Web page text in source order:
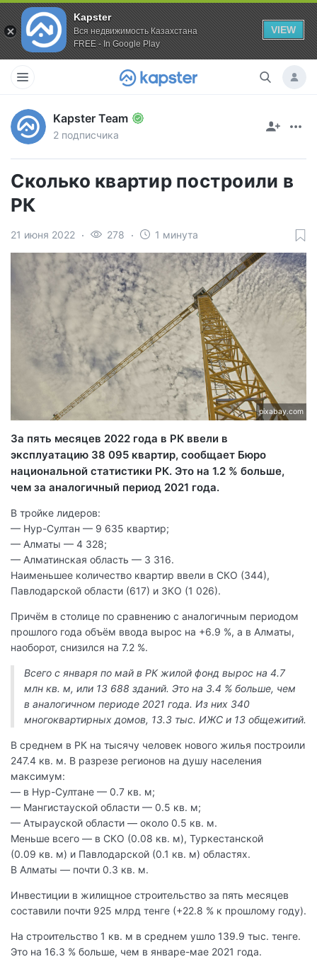
Kapster
Вся недвижимость Казахстана
FREE - In Google Play
VIEW
Kapster Team
2 подписчика
Сколько квартир построили в
РК
21 июня 2022 278 1 минута
pixabay.com
За пять месяцев 2022 года в РК ввели в
эксплуатацию 38 095 квартир, сообщает Бюро
национальной статистики РК. Это на 1.2 % больше,
чем за аналогичный период 2021 года.
В тройке лидеров:
— Нур-Султан — 9 635 квартир;
— Алматы — 4 328;
— Алматинская область — 3 316.
Наименьшее количество квартир ввели в СКО (344),
Павлодарской области (617) и ЗКО (1 026).
Причём в столице по сравнению с аналогичным периодом
прошлого года объём ввода вырос на +6.9 %, а в Алматы,
наоборот, снизился на 7.2 %.
Всего с января по май в РК жилой фонд вырос на 4.7
млн кв. м, или 13 688 зданий. Это на 3.4 % больше, чем
в аналогичном периоде 2021 года. Из них 340
многоквартирных домов, 13.3 тыс. ИЖС и 13 общежитий.
В среднем в РК на тысячу человек нового жилья построили
247.4 кв. м. В разрезе регионов на душу населения
максимум:
— в Нур-Султане — 0.7 кв. м;
— Мангистауской области — 0.5 кв. м;
— Атырауской области — около 0.5 кв. м.
Меньше всего — в СКО (0.08 кв. м), Туркестанской
(0.09 кв. м) и Павлодарской (0.1 кв. м) областях.
В Алматы — почти 0.3 кв. м.
Инвестиции в жилищное строительство за пять месяцев
составили почти 925 млрд тенге (+22.8 % к прошлому году).
На строительство 1 кв. м в среднем ушло 139.9 тыс. тенге.
Это на 16.3 % больше, чем в январе-мае 2021 года.